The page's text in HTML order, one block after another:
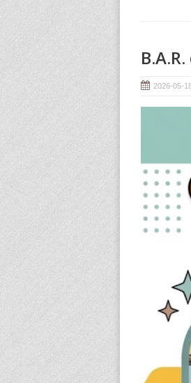
2026-05-